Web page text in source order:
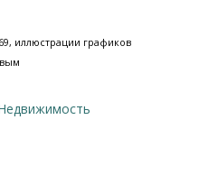
иллюстрации графиков
Недвижимость